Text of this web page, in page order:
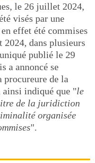
le 26 juillet 2024,
visés par une
effet été commises
dans plusieurs
publié le 29
a annoncé se
procureure de la
ainsi indiqué que "le
de la juridiction
organisée
".